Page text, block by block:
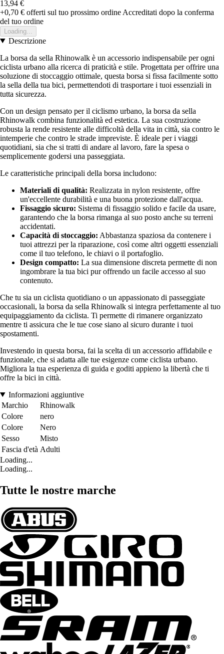
13,94 €
+0,70 € offerti sul tuo prossimo ordine Accreditati dopo la conferma
del tuo ordine
Loading...
Descrizione
La borsa da sella Rhinowalk è un accessorio indispensabile per ogni
ciclista urbano alla ricerca di praticità e stile. Progettata per offrire una
soluzione di stoccaggio ottimale, questa borsa si fissa facilmente sotto
la sella della tua bici, permettendoti di trasportare i tuoi essenziali in
tutta sicurezza.
Con un design pensato per il ciclismo urbano, la borsa da sella
Rhinowalk combina funzionalità ed estetica. La sua costruzione
robusta la rende resistente alle difficoltà della vita in città, sia contro le
intemperie che contro le strade impreviste. È ideale per i viaggi
quotidiani, sia che si tratti di andare al lavoro, fare la spesa o
semplicemente godersi una passeggiata.
Le caratteristiche principali della borsa includono:
Materiali di qualità: Realizzata in nylon resistente, offre
un'eccellente durabilità e una buona protezione dall'acqua.
Fissaggio sicuro: Sistema di fissaggio solido e facile da usare,
garantendo che la borsa rimanga al suo posto anche su terreni
accidentati.
Capacità di stoccaggio: Abbastanza spaziosa da contenere i
tuoi attrezzi per la riparazione, così come altri oggetti essenziali
come il tuo telefono, le chiavi o il portafoglio.
Design compatto: La sua dimensione discreta permette di non
ingombrare la tua bici pur offrendo un facile accesso al suo
contenuto.
Che tu sia un ciclista quotidiano o un appassionato di passeggiate
occasionali, la borsa da sella Rhinowalk si integra perfettamente al tuo
equipaggiamento da ciclista. Ti permette di rimanere organizzato
mentre ti assicura che le tue cose siano al sicuro durante i tuoi
spostamenti.
Investendo in questa borsa, fai la scelta di un accessorio affidabile e
funzionale, che si adatta alle tue esigenze come ciclista urbano.
Migliora la tua esperienza di guida e goditi appieno la libertà che ti
offre la bici in città.
Informazioni aggiuntive
Marchio
Rhinowalk
Colore
nero
Colore
Nero
Sesso
Misto
Fascia d'età Adulti
Loading...
Loading...
Tutte le nostre marche